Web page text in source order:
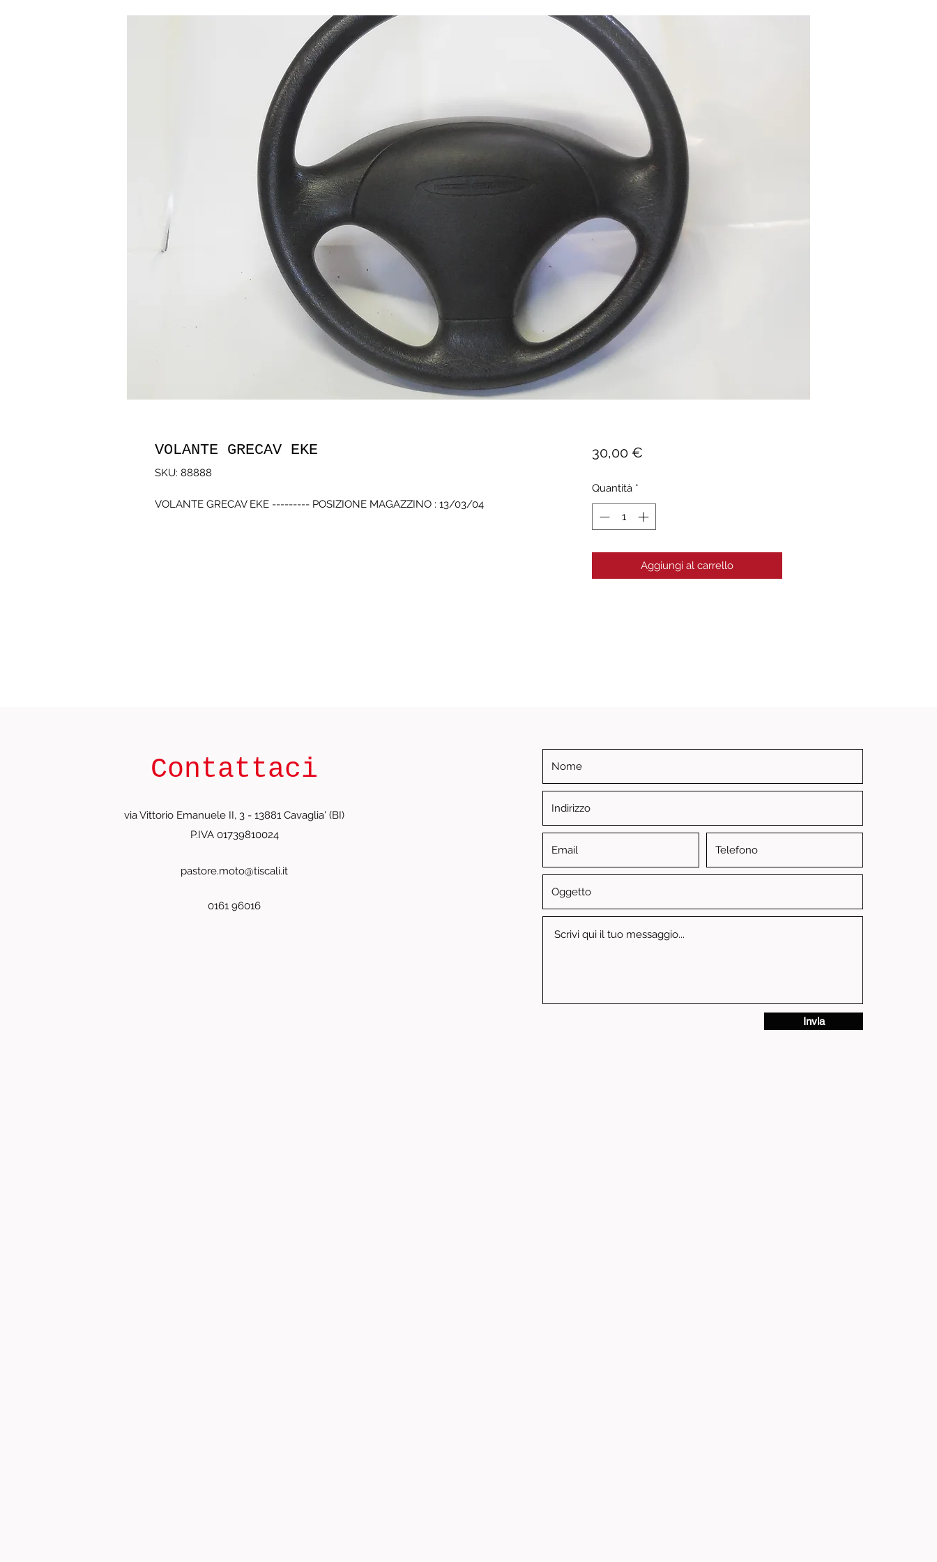
VOLANTE GRECAV EKE
SKU: 88888
VOLANTE GRECAV EKE --------- POSIZIONE MAGAZZINO : 13/03/04
30,00 €Prezzo
Quantità *
Aggiungi al carrello
Contattaci
via Vittorio Emanuele II, 3 - 13881 Cavaglia' (BI)
P.IVA 01739810024
pastore.moto@tiscali.it
0161 96016
Invia